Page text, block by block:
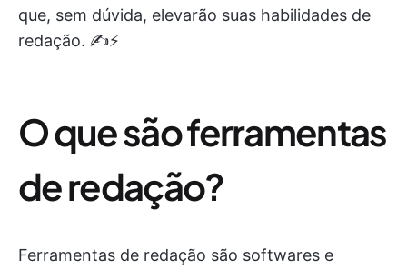
que, sem dúvida, elevarão suas habilidades de
redação. ✍️⚡️
O que são ferramentas
de redação?
Ferramentas de redação são softwares e